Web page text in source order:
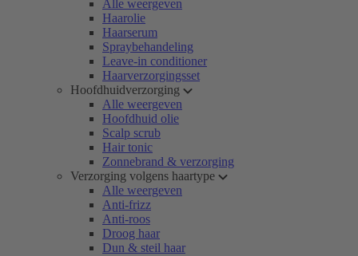
Alle weergeven
Haarolie
Haarserum
Spraybehandeling
Leave-in conditioner
Haarverzorgingsset
Hoofdhuidverzorging
Alle weergeven
Hoofdhuid olie
Scalp scrub
Hair tonic
Zonnebrand & verzorging
Verzorging volgens haartype
Alle weergeven
Anti-frizz
Anti-roos
Droog haar
Dun & steil haar